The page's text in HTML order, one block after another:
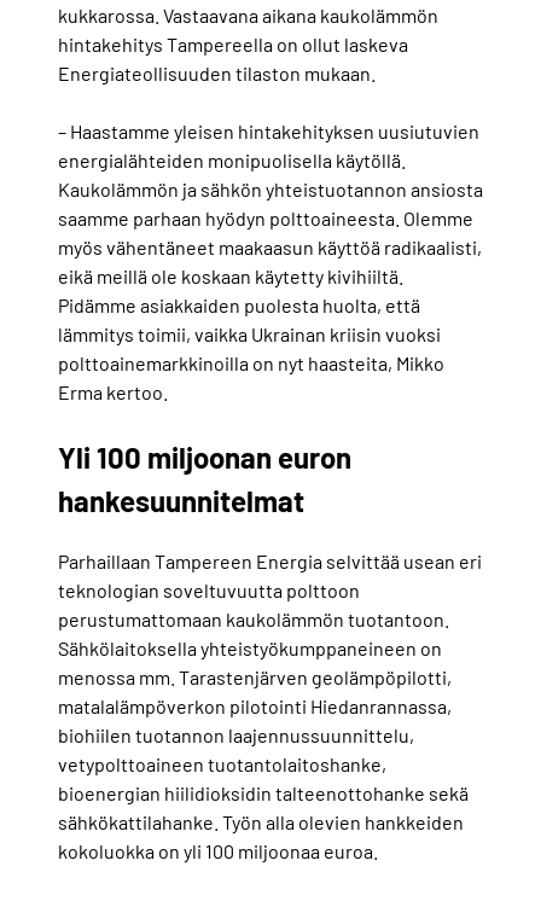
kukkarossa. Vastaavana aikana kaukolämmön
hintakehitys Tampereella on ollut laskeva
Energiateollisuuden tilaston mukaan.
– Haastamme yleisen hintakehityksen uusiutuvien
energialähteiden monipuolisella käytöllä.
Kaukolämmön ja sähkön yhteistuotannon ansiosta
saamme parhaan hyödyn polttoaineesta. Olemme
myös vähentäneet maakaasun käyttöä radikaalisti,
eikä meillä ole koskaan käytetty kivihiiltä.
Pidämme asiakkaiden puolesta huolta, että
lämmitys toimii, vaikka Ukrainan kriisin vuoksi
polttoainemarkkinoilla on nyt haasteita, Mikko
Erma kertoo.
Yli 100 miljoonan euron
hankesuunnitelmat
Parhaillaan Tampereen Energia selvittää usean eri
teknologian soveltuvuutta polttoon
perustumattomaan kaukolämmön tuotantoon.
Sähkölaitoksella yhteistyökumppaneineen on
menossa mm. Tarastenjärven geolämpöpilotti,
matalalämpöverkon pilotointi Hiedanrannassa,
biohiilen tuotannon laajennussuunnittelu,
vetypolttoaineen tuotantolaitoshanke,
bioenergian hiilidioksidin talteenottohanke sekä
sähkökattilahanke. Työn alla olevien hankkeiden
kokoluokka on yli 100 miljoonaa euroa.